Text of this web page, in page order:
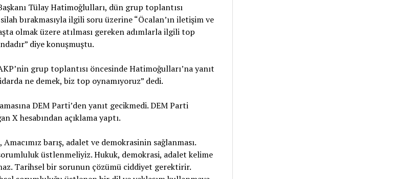
Tülay Hatimoğlulları, dün grup toplantısı
bırakmasıyla ilgili soru üzerine “Öcalan’ın iletişim ve
olmak üzere atılması gereken adımlarla ilgili top
diye konuşmuştu.
grup toplantısı öncesinde Hatimoğulları’na yanıt
ne demek, biz top oynamıyoruz” dedi.
DEM Parti’den yanıt gecikmedi. DEM Parti
X hesabından açıklama yaptı.
Amacımız barış, adalet ve demokrasinin sağlanması.
üstlenmeliyiz. Hukuk, demokrasi, adalet kelime
Tarihsel bir sorunun çözümü ciddiyet gerektirir.